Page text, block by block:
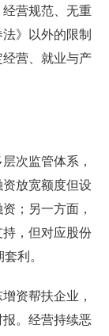
营规范、无重
》以外的限制
营、就业与产
次监管体系，
放宽额度但设
；另一方面，
，但对应股份
利。
资帮扶企业，
。经营持续恶